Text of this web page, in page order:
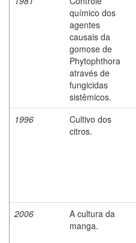
químico dos
agentes
causais da
gomose de
Phytophthora
através de
fungicidas
sistêmicos.
1996
Cultivo dos
citros.
2006
A cultura da
manga.